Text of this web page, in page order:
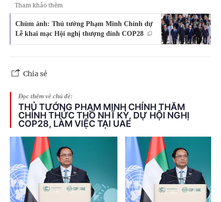
Tham khảo thêm
Chùm ảnh: Thủ tướng Phạm Minh Chính dự
Lễ khai mạc Hội nghị thượng đỉnh COP28
Chia sẻ
Đọc thêm về chủ đề:
THỦ TƯỚNG PHẠM MINH CHÍNH THĂM
CHÍNH THỨC THỔ NHĨ KỲ, DỰ HỘI NGHỊ
COP28, LÀM VIỆC TẠI UAE